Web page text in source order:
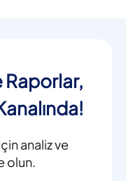
Raporlar,
analiz ve
olun.